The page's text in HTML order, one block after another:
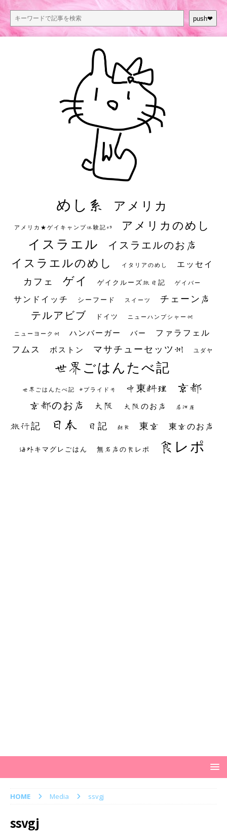
push❤︎
めし系 アメリカ
アメリカ★ゲイキャンプ体験記S3 アメリカのめし
イスラエル イスラエルのお店
イスラエルのめし イタリアのめし エッセイ
カフェ ゲイ ゲイクルーズ旅日記 ゲイバー
サンドイッチ シーフード スイーツ チェーン店
テルアビブ ドイツ ニューハンプシャー州
ニューヨーク州 ハンバーガー バー ファラフェル
フムス ボストン マサチューセッツ州 ユダヤ
世界ごはんたべ記
世界ごはんたべ記 #プライド号 中東料理 京都
京都のお店 大阪 大阪のお店 居酒屋
旅行記 日本 日記 朝食 東京 東京のお店
海外キマグレごはん 無名店の食レポ 食レポ
HOME Media ssvgj
ssvgj